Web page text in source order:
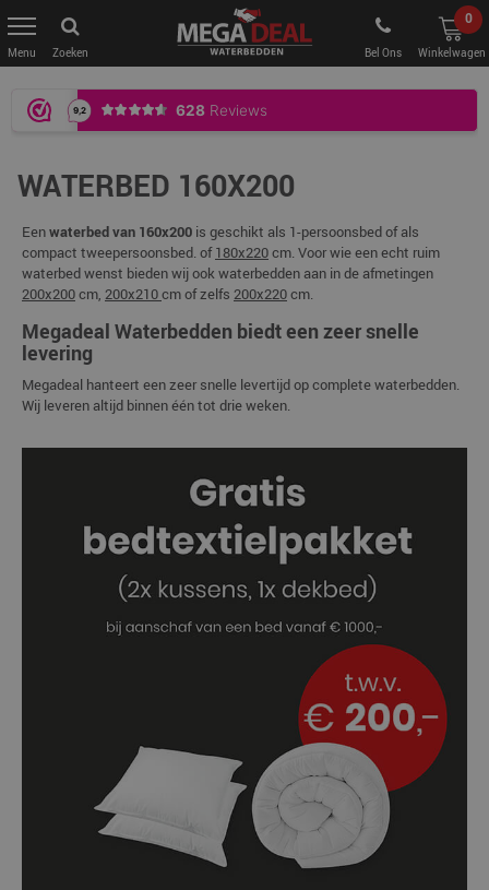
Zoeken Bel Ons
0
Winkelwagen
WATERBED 160X200
Eenwaterbed van 160x200 is geschikt als 1-persoonsbed of als
compact tweepersoonsbed. of180x220cm. Voor wie een echt ruim
waterbed wenst bieden wij ook waterbedden aan in de afmetingen
200x200cm, 200x210cm of zelfs 200x220cm.
Megadeal Waterbedden biedt een zeer snelle
levering
Megadeal hanteert een zeer snelle levertijd op complete waterbedden.
Wij leveren altijd binnen één tot drie weken.